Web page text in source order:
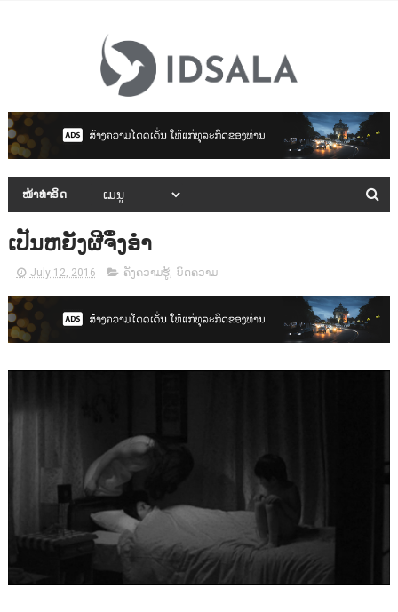
ໜ້າທຳອິດ
ເປັນຫຍັງຜີຈຶ່ງອຳ
July 12, 2016 ຄັງຄວາມຮູ້, ບົດຄວາມ